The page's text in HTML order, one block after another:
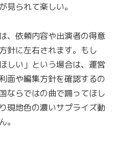
見られて楽しい。
、依頼内容や出演者の得意
針に左右されます。もし
しい」という場合は、運営
面や編集方針を確認するの
ならではの曲で踊ってほし
現地色の濃いサプライズ動
。